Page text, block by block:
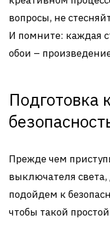
вопросы, не
И помните: каждая
обои –
Подготовка
Прежде чем
выключателя света,
подойдем к
чтобы такой